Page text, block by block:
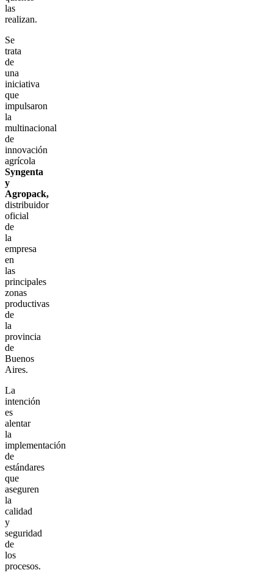
las
realizan.
Se
trata
de
una
iniciativa
que
impulsaron
la
multinacional
de
innovación
agrícola
Syngenta
y
Agropack,
distribuidor
oficial
de
la
empresa
en
las
principales
zonas
productivas
de
la
provincia
de
Buenos
Aires.
La
intención
es
alentar
la
implementación
de
estándares
que
aseguren
la
calidad
y
seguridad
de
los
procesos.